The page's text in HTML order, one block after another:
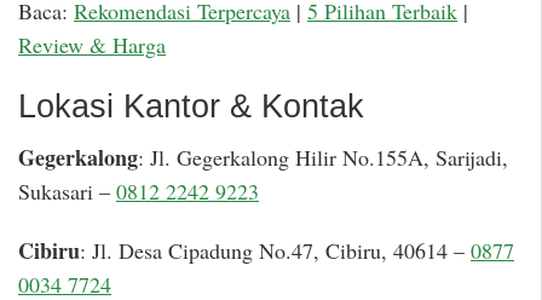
Baca: Rekomendasi Terpercaya | 5 Pilihan Terbaik |
Review & Harga
Lokasi Kantor & Kontak
Gegerkalong: Jl. Gegerkalong Hilir No.155A, Sarijadi,
Sukasari – 0812 2242 9223
Cibiru: Jl. Desa Cipadung No.47, Cibiru, 40614 – 0877
0034 7724